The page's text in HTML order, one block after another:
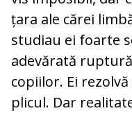
țara ale cărei
studiau ei foarte
adevărată
copiilor. Ei
plicul. Dar